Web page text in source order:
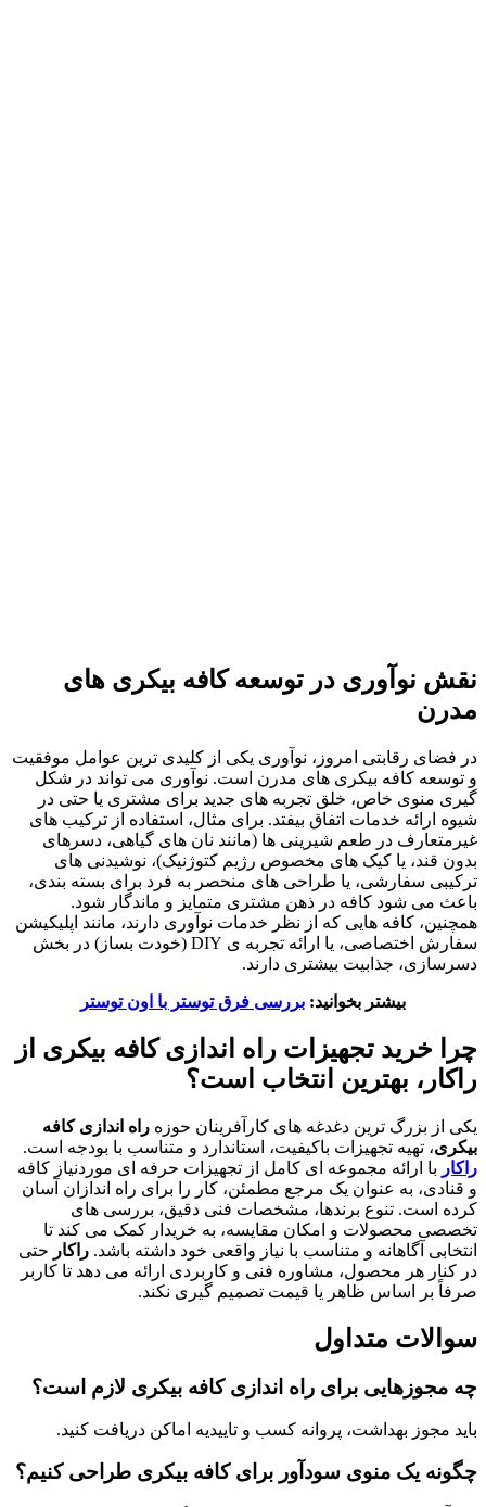
نقش نوآوری در توسعه کافه بیکری های
مدرن
در فضای رقابتی امروز، نوآوری یکی از کلیدی ترین عوامل موفقیت
و توسعه کافه بیکری های مدرن است. نوآوری می تواند در شکل
گیری منوی خاص، خلق تجربه های جدید برای مشتری یا حتی در
شیوه ارائه خدمات اتفاق بیفتد. برای مثال، استفاده از ترکیب های
غیرمتعارف در طعم شیرینی ها (مانند نان های گیاهی، دسرهای
بدون قند، یا کیک های مخصوص رژیم کتوژنیک)، نوشیدنی های
ترکیبی سفارشی، یا طراحی های منحصر به فرد برای بسته بندی،
باعث می شود کافه در ذهن مشتری متمایز و ماندگار شود.
همچنین، کافه هایی که از نظر خدمات نوآوری دارند، مانند اپلیکیشن
سفارش اختصاصی، یا ارائه تجربه ی DIY (خودت بساز) در بخش
دسرسازی، جذابیت بیشتری دارند.
بیشتر بخوانید: بررسی فرق توستر با اون توستر
چرا خرید تجهیزات راه اندازی کافه بیکری از
راکار، بهترین انتخاب است؟
یکی از بزرگ ترین دغدغه های کارآفرینان حوزه راه اندازی کافه
بیکری، تهیه تجهیزات باکیفیت، استاندارد و متناسب با بودجه است.
راکار با ارائه مجموعه ای کامل از تجهیزات حرفه ای موردنیاز کافه
و قنادی، به عنوان یک مرجع مطمئن، کار را برای راه اندازان آسان
کرده است. تنوع برندها، مشخصات فنی دقیق، بررسی های
تخصصی محصولات و امکان مقایسه، به خریدار کمک می کند تا
انتخابی آگاهانه و متناسب با نیاز واقعی خود داشته باشد. راکار حتی
در کنار هر محصول، مشاوره فنی و کاربردی ارائه می دهد تا کاربر
صرفاً بر اساس ظاهر یا قیمت تصمیم گیری نکند.
سوالات متداول
چه مجوزهایی برای راه اندازی کافه بیکری لازم است؟
باید مجوز بهداشت، پروانه کسب و تاییدیه اماکن دریافت کنید.
چگونه یک منوی سودآور برای کافه بیکری طراحی کنیم؟